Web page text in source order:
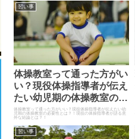
習い事
体操教室って通った方がい
い？現役体操指導者が伝え
たい幼児期の体操教室の必
要性とは？！
体操教室って通った方がいい？現役体操指導者が伝えたい幼
児期の体操教室の必要性とは？！現役の体操指導者が語る意
外な結論とは？！
習い事